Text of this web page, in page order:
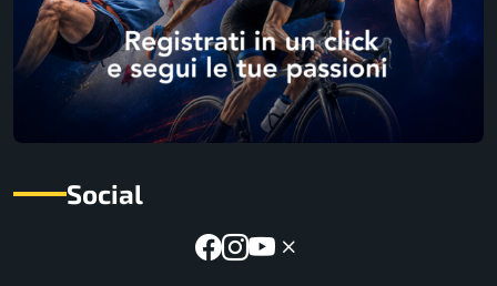
Social